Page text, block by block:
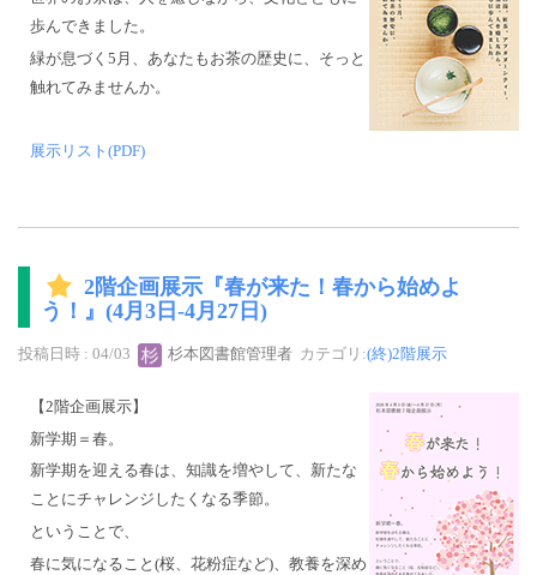
歩んできました。
緑が息づく5月、あなたもお茶の歴史に、そっと
触れてみませんか。
展示リスト(PDF)
2階企画展示『春が来た！春から始めよ
う！』(4月3日-4月27日)
投稿日時 : 04/03 杉本図書館管理者 カテゴリ:(終)2階展示
【2階企画展示】
新学期＝春。
新学期を迎える春は、知識を増やして、新たな
ことにチャレンジしたくなる季節。
ということで、
春に気になること(桜、花粉症など)、教養を深め